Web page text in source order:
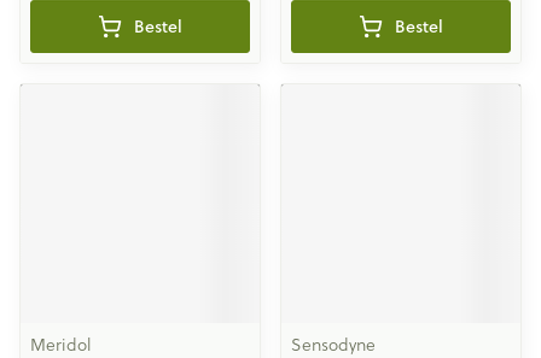
Bestel Bestel
Meridol Sensodyne